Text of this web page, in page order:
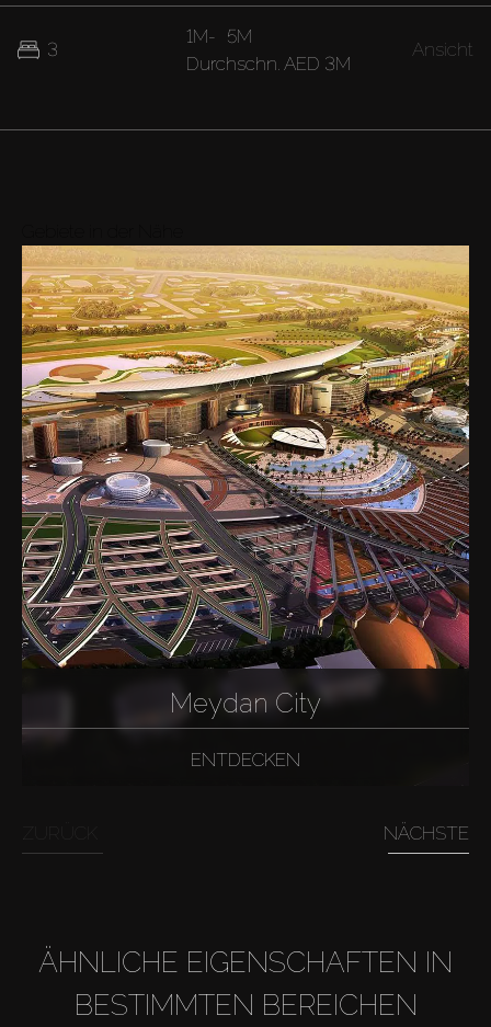
3
1M- 5M
Durchschn. AED 3M
Ansicht
Meydan City
ENTDECKEN
NÄCHSTE
ÄHNLICHE EIGENSCHAFTEN IN
BESTIMMTEN BEREICHEN